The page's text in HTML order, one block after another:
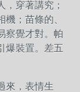
穿著講究；
；苗條的、
察覺才對。帕
爆裝置。差五
來，表情生